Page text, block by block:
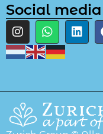
Social media